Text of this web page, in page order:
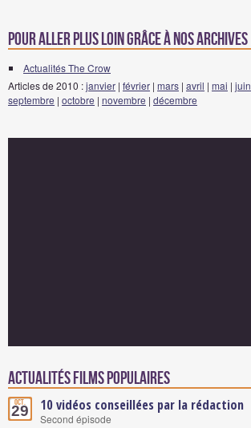
Pour aller plus loin grâce à nos archives
Actualités The Crow
Articles de 2010 :janvier | février | mars | avril | mai | juin
septembre | octobre | novembre | décembre
Actualités Films populaires
Oct.
29 10 vidéos conseillées par la rédaction
Second épisode